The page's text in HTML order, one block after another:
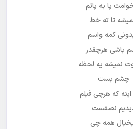
پا به پاتم
تا ته خط
کمه واسم
باشی هرچقدر
نمیشه یه لحظه
چشم بست
که هرچی فیلم
نصفست
همه چی